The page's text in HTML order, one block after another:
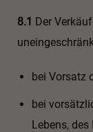
8.1 Der
bei Vorsatz
bei
Lebens, des